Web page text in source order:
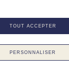
TOUT ACCEPTER
PERSONNALISER